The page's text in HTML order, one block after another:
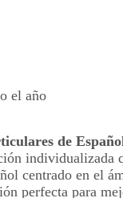
el año
de
individualizada
centrado en el
perfecta para